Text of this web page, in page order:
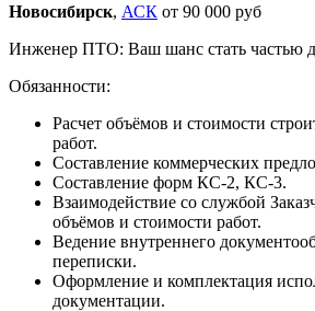
Новосибирск‎, АСК от 90 000 руб
Инженер ПТО: Ваш шанс стать частью
Обязанности:
Расчет объёмов и стоимости
работ.
Составление коммерческих
Составление форм КС-2, КС-3.
Взаимодействие со службой
объёмов и стоимости работ.
Ведение внутреннего
переписки.
Оформление и комплектация
документации.